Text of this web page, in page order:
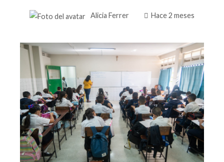
Alicia Ferrer Hace 2 meses